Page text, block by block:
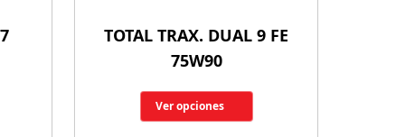
TOTAL TRAX. DUAL 9 FE
75W90
Ver opciones